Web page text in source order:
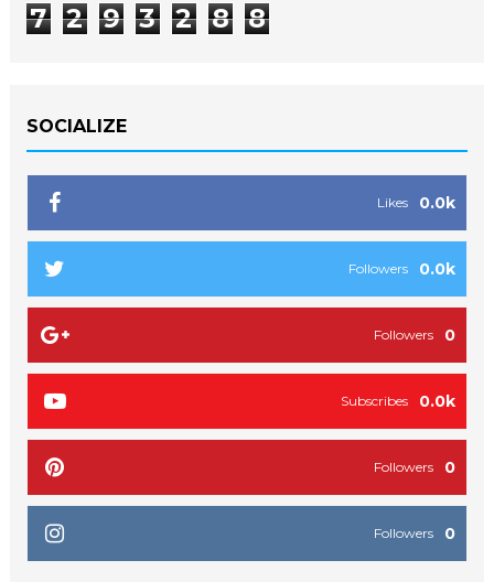
7 2 9 3 2 8 8
SOCIALIZE
0.0k
Likes
0.0k
Followers
0
Followers
0.0k
Subscribes
0
Followers
0
Followers